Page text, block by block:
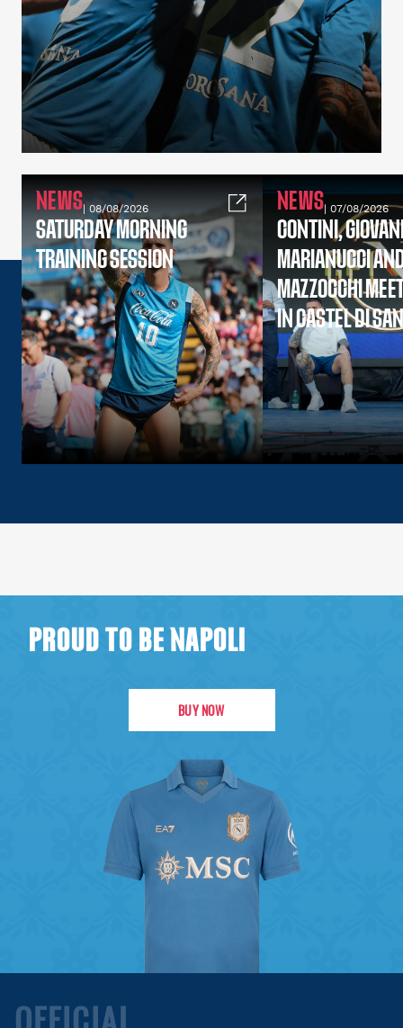
NEWS| 08/08/2026
SATURDAY MORNING
TRAINING SESSION
NEWS| 07/08/2026
CONTINI,
MARIANUCCI
MAZZOCCHI
IN CASTEL DI
PROUD TO BE NAPOLI
BUY NOW